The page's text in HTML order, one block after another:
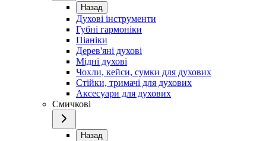
Назад
Духові інструменти
Губні гармоніки
Піаніки
Дерев'яні духові
Мідні духові
Чохли, кейси, сумки для духових
Стійки, тримачі для духових
Аксесуари для духових
Смичкові
Назад